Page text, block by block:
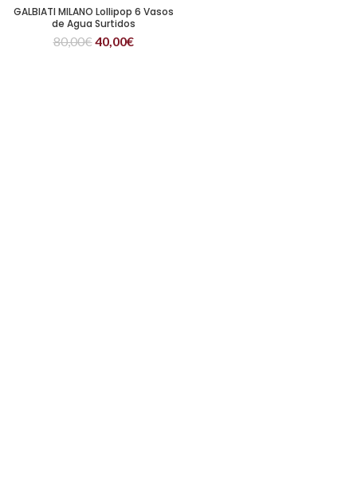
GALBIATI MILANO Lollipop 6 Vasos
de Agua Surtidos
80,00€40,00€